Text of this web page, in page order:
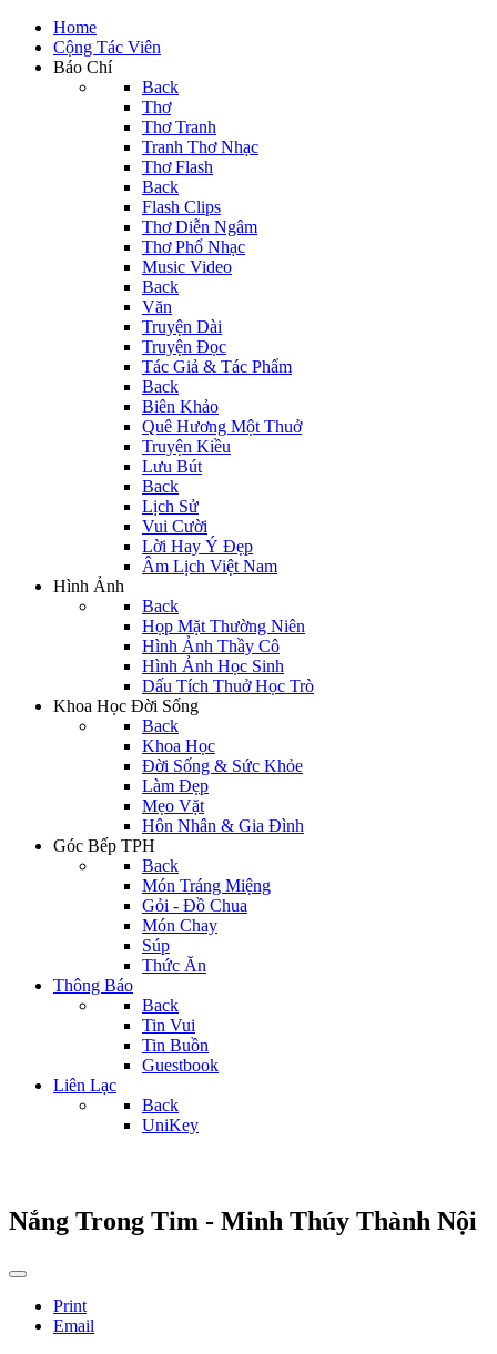
Home
Cộng Tác Viên
Báo Chí
Back
Thơ
Thơ Tranh
Tranh Thơ Nhạc
Thơ Flash
Back
Flash Clips
Thơ Diễn Ngâm
Thơ Phổ Nhạc
Music Video
Back
Văn
Truyện Dài
Truyện Đọc
Tác Giả & Tác Phẩm
Back
Biên Khảo
Quê Hương Một Thuở
Truyện Kiều
Lưu Bút
Back
Lịch Sử
Vui Cười
Lời Hay Ý Đẹp
Âm Lịch Việt Nam
Hình Ảnh
Back
Họp Mặt Thường Niên
Hình Ảnh Thầy Cô
Hình Ảnh Học Sinh
Dấu Tích Thuở Học Trò
Khoa Học Đời Sống
Back
Khoa Học
Đời Sống & Sức Khỏe
Làm Đẹp
Mẹo Vặt
Hôn Nhân & Gia Đình
Góc Bếp TPH
Back
Món Tráng Miệng
Gỏi - Đồ Chua
Món Chay
Súp
Thức Ăn
Thông Báo
Back
Tin Vui
Tin Buồn
Guestbook
Liên Lạc
Back
UniKey
Nắng Trong Tim - Minh Thúy Thành Nội
Print
Email